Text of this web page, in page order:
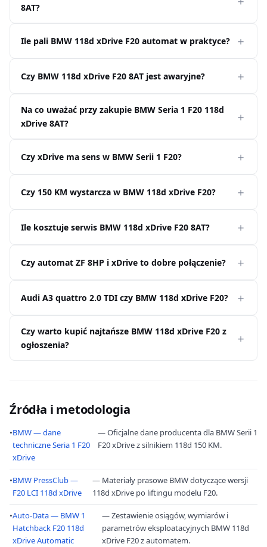
8AT?
Ile pali BMW 118d xDrive F20 automat w praktyce?
Czy BMW 118d xDrive F20 8AT jest awaryjne?
Na co uważać przy zakupie BMW Seria 1 F20 118d
xDrive 8AT?
Czy xDrive ma sens w BMW Serii 1 F20?
Czy 150 KM wystarcza w BMW 118d xDrive F20?
Ile kosztuje serwis BMW 118d xDrive F20 8AT?
Czy automat ZF 8HP i xDrive to dobre połączenie?
Audi A3 quattro 2.0 TDI czy BMW 118d xDrive F20?
Czy warto kupić najtańsze BMW 118d xDrive F20 z
ogłoszenia?
Źródła i metodologia
•BMW — dane
techniczne Seria 1 F20
xDrive
— Oficjalne dane producenta dla BMW Serii 1
F20 xDrive z silnikiem 118d 150 KM.
•BMW PressClub —
F20 LCI 118d xDrive
— Materiały prasowe BMW dotyczące wersji
118d xDrive po liftingu modelu F20.
•Auto-Data — BMW 1
Hatchback F20 118d
xDrive Automatic
— Zestawienie osiągów, wymiarów i
parametrów eksploatacyjnych BMW 118d
xDrive F20 z automatem.